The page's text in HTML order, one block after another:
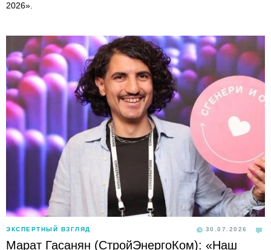
2026».
ЭКСПЕРТНЫЙ ВЗГЛЯД 30.07.2026
Марат Гасанян (СтройЭнергоКом): «Наш